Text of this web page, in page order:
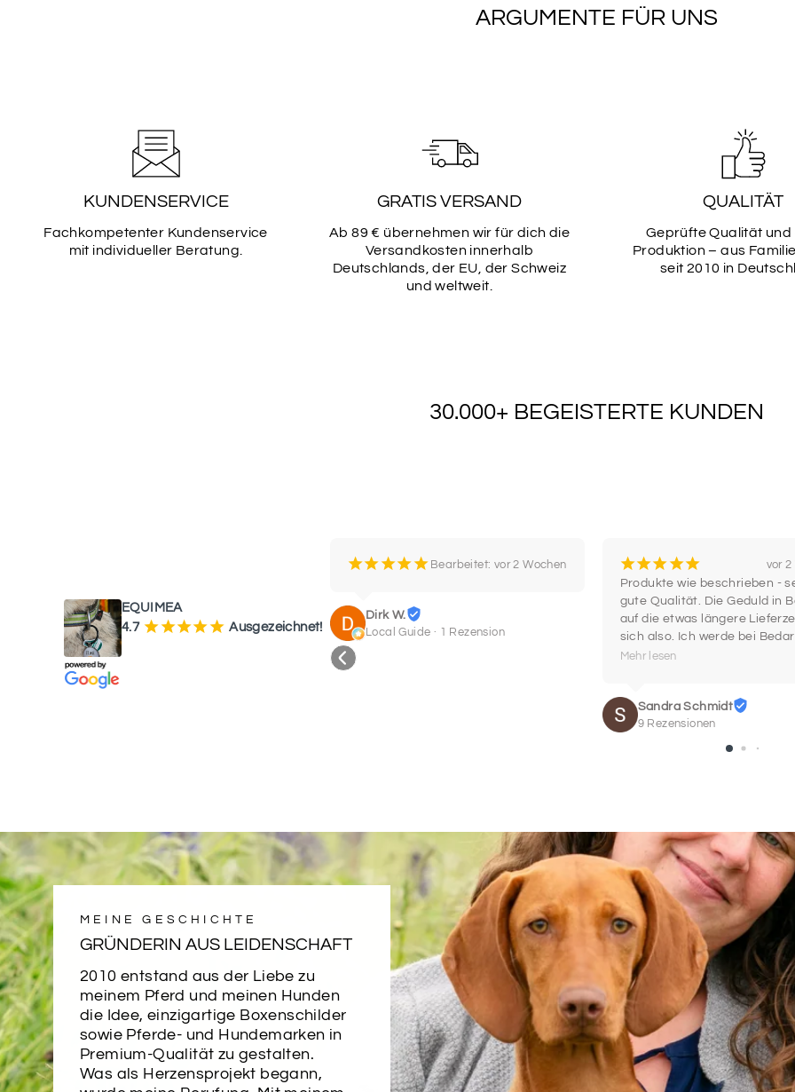
5
13
19
21
Daten des Pferdes
Bitte trage hier die
deutsche
ARGUMENTE FÜR UNS
KUNDENSERVICE
Fachkompetenter Kundenservice
mit individueller Beratung.
GRATIS VERSAND
Ab 89 € übernehmen wir für dich die
Versandkosten innerhalb
Deutschlands, der EU, der Schweiz
und weltweit.
QUALITÄT
Geprüfte Qualität und
Produktion – aus
seit 2010 in
30.000+ BEGEISTERTE KUNDEN
EQUIMEA
4.7 ¡¡¡¡¡ Ausgezeichnet!
¡¡¡¡¡ Bearbeitet: vor 2 Wochen
Dirk W.
Local Guide · 1 Rezension
¡¡¡¡¡
vor 2
Produkte wie beschrieben -
gute Qualität. Die Geduld in
auf die etwas längere
sich also. Ich werde bei
wieder hier einkaufen.
Mehr lesen
Sandra Schmidt
9 Rezensionen
MEINE GESCHICHTE
GRÜNDERIN AUS LEIDENSCHAFT
2010 entstand aus der Liebe zu
meinem Pferd und meinen Hunden
die Idee, einzigartige Boxenschilder
sowie Pferde- und Hundemarken in
Premium-Qualität zu gestalten.
Was als Herzensprojekt begann,